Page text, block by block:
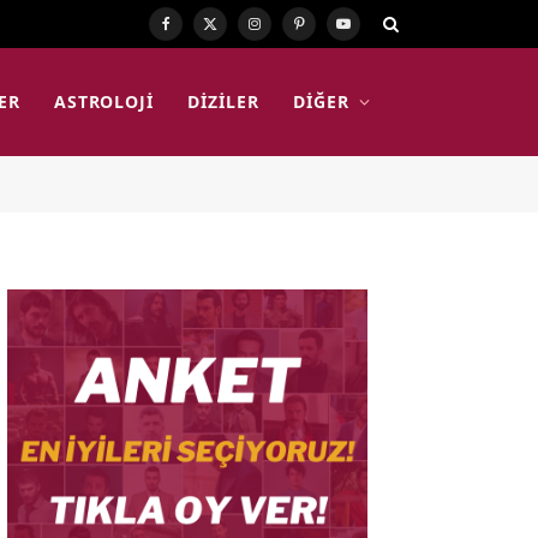
Facebook
X
Instagram
PinterestYouTube
ASTROLOJI DIZILER DIĞER